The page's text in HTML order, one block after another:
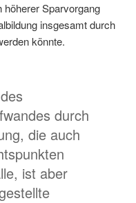
höherer Sparvorgang
insgesamt durch
könnte.
durch
die auch
ist aber